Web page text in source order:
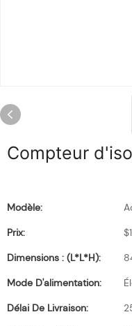
Compteur
Modèle:
Prix:
Dimensions : (L*l*H):
Mode D'alimentation:
Délai De Livraison: